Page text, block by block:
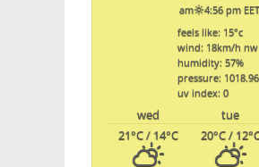
4:56 pm EET
feels like: 15°c
wind: 18km/h nw
humidity: 57%
pressure: 1018.96
uv index: 0
tue
wed
20°C/ 12
21°C/ 14°C